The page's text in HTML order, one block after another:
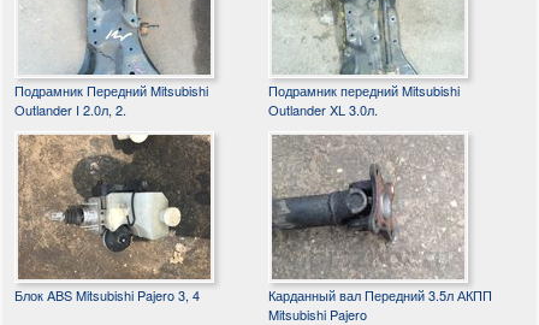
Подрамник Передний Mitsubishi
Outlander I 2.0л, 2.
Подрамник передний Mitsubishi
Outlander XL 3.0л.
Блок ABS Mitsubishi Pajero 3, 4
Карданный вал Передний 3.5л АКПП
Mitsubishi Pajero